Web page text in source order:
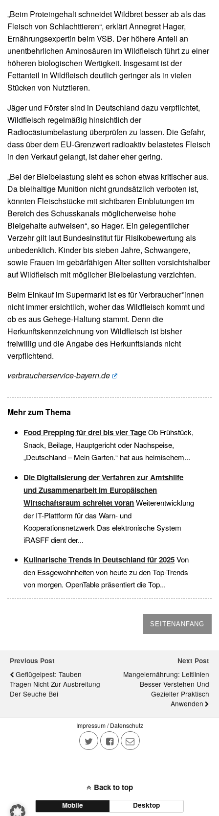
„Beim Proteingehalt schneidet Wildbret besser ab als das
Fleisch von Schlachttieren“, erklärt Annegret Hager,
Ernährungsexpertin beim VSB. Der höhere Anteil an
unentbehrlichen Amino­säuren im Wildfleisch führt zu einer
höheren biologischen Wertigkeit. Insgesamt ist der
Fettanteil in Wildfleisch deutlich geringer als in vielen
Stücken von Nutztieren.
Jäger und Förster sind in Deutschland dazu verpflichtet,
Wildfleisch regelmäßig hinsichtlich der
Radiocäsiumbelastung überprüfen zu lassen. Die Gefahr,
dass über dem EU-Grenzwert radioaktiv belastetes Fleisch
in den Verkauf gelangt, ist daher eher gering.
„Bei der Bleibelastung sieht es schon etwas kritischer aus.
Da bleihaltige Munition nicht grund­sätzlich verboten ist,
könnten Fleischstücke mit sichtbaren Einblutungen im
Bereich des Schuss­kanals möglicherweise hohe
Bleigehalte aufweisen“, so Hager. Ein gelegentlicher
Verzehr gilt laut Bundes­institut für Risikobewertung als
unbedenklich. Kinder bis sieben Jahre, Schwangere,
sowie Frauen im gebärfähigen Alter sollten vorsichtshalber
auf Wildfleisch mit möglicher Bleibelastung verzichten.
Beim Einkauf im Supermarkt ist es für Verbraucher*innen
nicht immer ersichtlich, woher das Wildfleisch kommt und
ob es aus Gehege-Haltung stammt. Denn die
Herkunftskennzeichnung von Wildfleisch ist bisher
freiwillig und die Angabe des Herkunftslands nicht
verpflichtend.
verbraucherservice-bayern.de
Mehr zum Thema
Food Prepping für drei bis vier TageOb Frühstück,
Snack, Beilage, Hauptgericht oder Nachspeise,
„Deutschland – Mein Garten.“ hat aus heimischem...
Die Digitalisierung der Verfahren zur Amtshilfe
und Zusammenarbeit im Europäischen
Wirtschaftsraum schreitet voranWeiterentwicklung
der IT-Plattform für das Warn- und
Kooperationsnetzwerk Das elektronische System
iRASFF dient der...
Kulinarische Trends in Deutschland für 2025Von
den Essgewohnheiten von heute zu den Top-Trends
von morgen. OpenTable präsentiert die Top...
SEITENANFANG
Previous Post
Geflügelpest: Tauben
Tragen Nicht Zur Ausbreitung
Der Seuche Bei
Next Post
Mangelernährung: Leitlinien
Besser Verstehen Und
Gezielter Praktisch
Anwenden
Impressum / Datenschutz
Back to top
Mobile Desktop